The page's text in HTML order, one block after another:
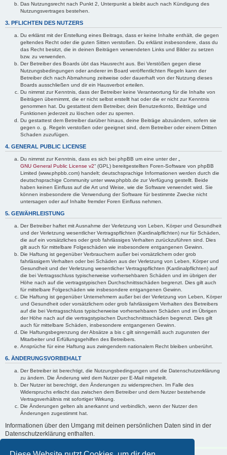
Das Nutzungsrecht nach Punkt 2, Unterpunkt a bleibt auch nach Kündigung des
Nutzungsvertrages bestehen.
3. PFLICHTEN DES NUTZERS
Du erklärst mit der Erstellung eines Beitrags, dass er keine Inhalte enthält, die gegen
geltendes Recht oder die guten Sitten verstoßen. Du erklärst insbesondere, dass du
das Recht besitzt, die in deinen Beiträgen verwendeten Links und Bilder zu setzen
bzw. zu verwenden.
Der Betreiber des Boards übt das Hausrecht aus. Bei Verstößen gegen diese
Nutzungsbedingungen oder anderer im Board veröffentlichten Regeln kann der
Betreiber dich nach Abmahnung zeitweise oder dauerhaft von der Nutzung dieses
Boards ausschließen und dir ein Hausverbot erteilen.
Du nimmst zur Kenntnis, dass der Betreiber keine Verantwortung für die Inhalte von
Beiträgen übernimmt, die er nicht selbst erstellt hat oder die er nicht zur Kenntnis
genommen hat. Du gestattest dem Betreiber, dein Benutzerkonto, Beiträge und
Funktionen jederzeit zu löschen oder zu sperren.
Du gestattest dem Betreiber darüber hinaus, deine Beiträge abzuändern, sofern sie
gegen o. g. Regeln verstoßen oder geeignet sind, dem Betreiber oder einem Dritten
Schaden zuzufügen.
4. GENERAL PUBLIC LICENSE
Du nimmst zur Kenntnis, dass es sich bei phpBB um eine unter der „
GNU General Public License v2“ (GPL) bereitgestellten Foren-Software von phpBB
Limited (www.phpbb.com) handelt; deutschsprachige Informationen werden durch die
deutschsprachige Community unter www.phpbb.de zur Verfügung gestellt. Beide
haben keinen Einfluss auf die Art und Weise, wie die Software verwendet wird. Sie
können insbesondere die Verwendung der Software für bestimmte Zwecke nicht
untersagen oder auf Inhalte fremder Foren Einfluss nehmen.
5. GEWÄHRLEISTUNG
Der Betreiber haftet mit Ausnahme der Verletzung von Leben, Körper und Gesundheit
und der Verletzung wesentlicher Vertragspflichten (Kardinalpflichten) nur für Schäden,
die auf ein vorsätzliches oder grob fahrlässiges Verhalten zurückzuführen sind. Dies
gilt auch für mittelbare Folgeschäden wie insbesondere entgangenen Gewinn.
Die Haftung ist gegenüber Verbrauchern außer bei vorsätzlichem oder grob
fahrlässigem Verhalten oder bei Schäden aus der Verletzung von Leben, Körper und
Gesundheit und der Verletzung wesentlicher Vertragspflichten (Kardinalpflichten) auf
die bei Vertragsschluss typischerweise vorhersehbaren Schäden und im übrigen der
Höhe nach auf die vertragstypischen Durchschnittsschäden begrenzt. Dies gilt auch
für mittelbare Folgeschäden wie insbesondere entgangenen Gewinn.
Die Haftung ist gegenüber Unternehmern außer bei der Verletzung von Leben, Körper
und Gesundheit oder vorsätzlichem oder grob fahrlässigem Verhalten des Betreibers
auf die bei Vertragsschluss typischerweise vorhersehbaren Schäden und im Übrigen
der Höhe nach auf die vertragstypischen Durchschnittsschäden begrenzt. Dies gilt
auch für mittelbare Schäden, insbesondere entgangenen Gewinn.
Die Haftungsbegrenzung der Absätze a bis c gilt sinngemäß auch zugunsten der
Mitarbeiter und Erfüllungsgehilfen des Betreibers.
Ansprüche für eine Haftung aus zwingendem nationalem Recht bleiben unberührt.
6. ÄNDERUNGSVORBEHALT
Der Betreiber ist berechtigt, die Nutzungsbedingungen und die Datenschutzerklärung
zu ändern. Die Änderung wird dem Nutzer per E-Mail mitgeteilt.
Der Nutzer ist berechtigt, den Änderungen zu widersprechen. Im Falle des
Widerspruchs erlischt das zwischen dem Betreiber und dem Nutzer bestehende
Vertragsverhältnis mit sofortiger Wirkung.
Die Änderungen gelten als anerkannt und verbindlich, wenn der Nutzer den
Änderungen zugestimmt hat.
Informationen über den Umgang mit deinen persönlichen Daten sind in der
Datenschutzerklärung enthalten.